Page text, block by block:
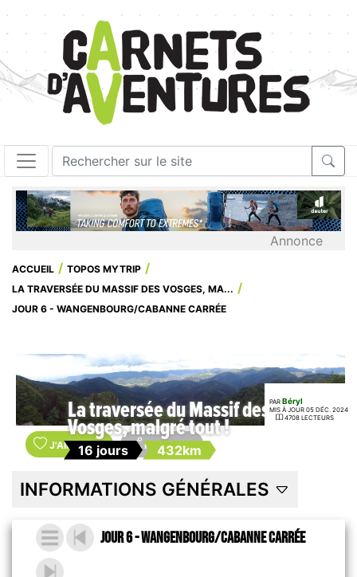
Annonce
ACCUEIL
TOPOS MYTRIP
LA TRAVERSÉE DU MASSIF DES VOSGES, MA...
JOUR 6 - WANGENBOURG/CABANNE CARRÉE
La traversée du Massif des
Vosges, malgré tout !
16 jours 432km
PAR Béryl
MIS À JOUR 05 DÉC. 2024
4708 LECTEURS
J'AIME ? (6) PARTAGER
INFORMATIONS GÉNÉRALES
Jour 6 - Wangenbourg/Cabanne Carrée